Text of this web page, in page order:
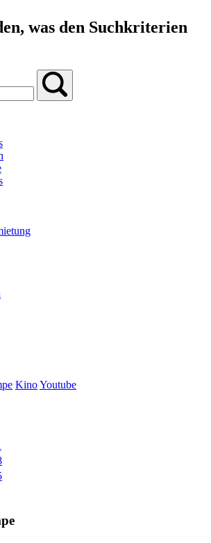
was den Suchkriterien
KinoYoutube